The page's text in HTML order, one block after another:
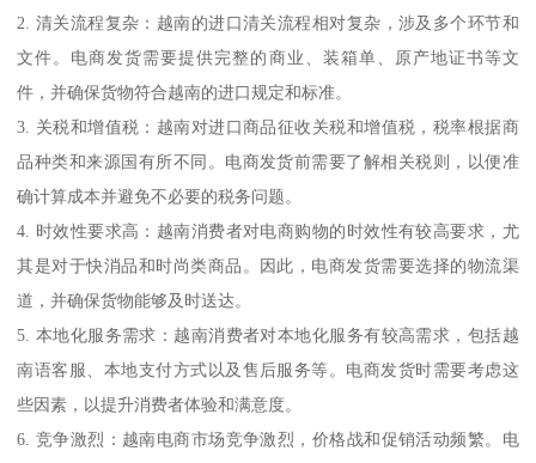
2. 清关流程复杂：越南的进口清关流程相对复杂，涉及多个环节和
文件。电商发货需要提供完整的商业、装箱单、原产地证书等文
件，并确保货物符合越南的进口规定和标准。
3. 关税和增值税：越南对进口商品征收关税和增值税，税率根据商
品种类和来源国有所不同。电商发货前需要了解相关税则，以便准
确计算成本并避免不必要的税务问题。
4. 时效性要求高：越南消费者对电商购物的时效性有较高要求，尤
其是对于快消品和时尚类商品。因此，电商发货需要选择的物流渠
道，并确保货物能够及时送达。
5. 本地化服务需求：越南消费者对本地化服务有较高需求，包括越
南语客服、本地支付方式以及售后服务等。电商发货时需要考虑这
些因素，以提升消费者体验和满意度。
6. 竞争激烈：越南电商市场竞争激烈，价格战和促销活动频繁。电